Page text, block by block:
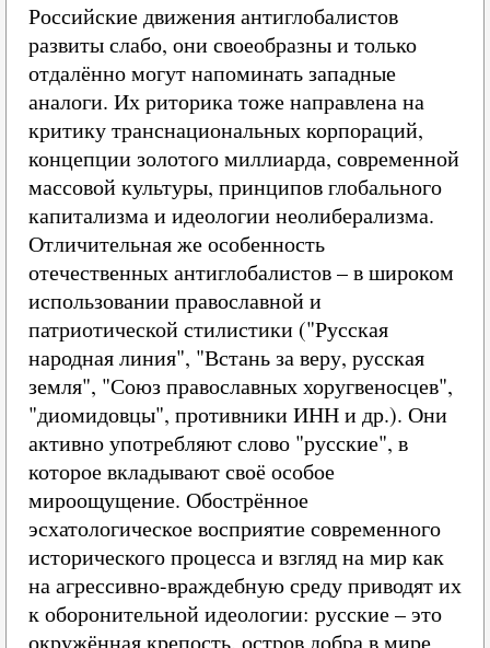
Российские движения антиглобалистов
развиты слабо, они своеобразны и только
отдалённо могут напоминать западные
аналоги. Их риторика тоже направлена на
критику транснациональных корпораций,
концепции золотого миллиарда, современной
массовой культуры, принципов глобального
капитализма и идеологии неолиберализма.
Отличительная же особенность
отечественных антиглобалистов – в широком
использовании православной и
патриотической стилистики ("Русская
народная линия", "Встань за веру, русская
земля", "Союз православных хоругвеносцев",
"диомидовцы", противники ИНН и др.). Они
активно употребляют слово "русские", в
которое вкладывают своё особое
мироощущение. Обострённое
эсхатологическое восприятие современного
исторического процесса и взгляд на мир как
на агрессивно-враждебную среду приводят их
к оборонительной идеологии: русские – это
окружённая крепость, остров добра в мире